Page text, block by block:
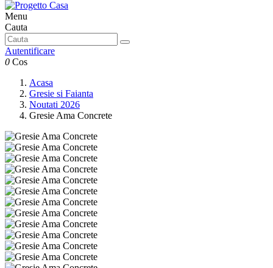
Menu
Cauta
Autentificare
0 Cos
Acasa
Gresie si Faianta
Noutati 2026
Gresie Ama Concrete